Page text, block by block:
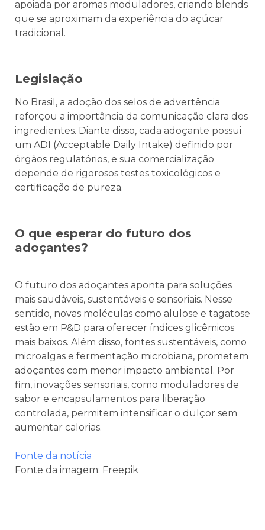
apoiada por aromas moduladores, criando blends
que se aproximam da experiência do açúcar
tradicional.
Legislação
No Brasil, a adoção dos selos de advertência
reforçou a importância da comunicação clara dos
ingredientes. Diante disso, cada adoçante possui
um ADI (Acceptable Daily Intake) definido por
órgãos regulatórios, e sua comercialização
depende de rigorosos testes toxicológicos e
certificação de pureza.
O que esperar do futuro dos
adoçantes?
O futuro dos adoçantes aponta para soluções
mais saudáveis, sustentáveis e sensoriais. Nesse
sentido, novas moléculas como alulose e tagatose
estão em P&D para oferecer índices glicêmicos
mais baixos. Além disso, fontes sustentáveis, como
microalgas e fermentação microbiana, prometem
adoçantes com menor impacto ambiental. Por
fim, inovações sensoriais, como moduladores de
sabor e encapsulamentos para liberação
controlada, permitem intensificar o dulçor sem
aumentar calorias.
Fonte da notícia
Fonte da imagem: Freepik